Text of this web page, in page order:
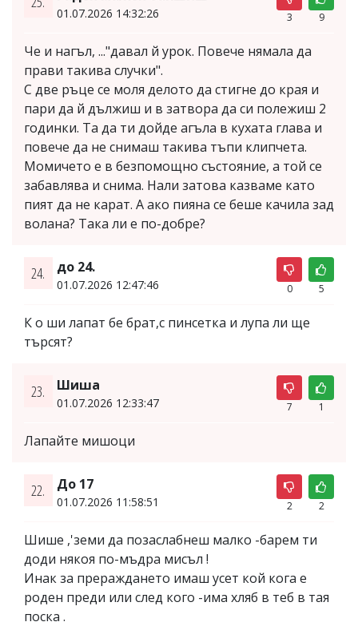
01.07.2026 14:32:26 3 9
Че и нагъл, ..."давал й урок. Повече нямала да
прави такива случки".
С две ръце се моля делото да стигне до края и
пари да й дължиш и в затвора да си полежиш 2
годинки. Та да ти дойде агъла в кухата глава и
повече да не снимаш такива тъпи клипчета.
Момичето е в безпомощно състояние, а той се
забавлява и снима. Нали затова казваме като
пият да не карат. А ако пияна се беше качила зад
волана? Така ли е по-добре?
24. до 24.
01.07.2026 12:47:46 0 5
К о ши лапат бе брат,с пинсетка и лупа ли ще
търсят?
23. Шиша
01.07.2026 12:33:47 7 1
Лапайте мишоци
22. До 17
01.07.2026 11:58:51 2 2
Шише ,'земи да позаслабнеш малко -барем ти
доди някоя по-мъдра мисъл !
Инак за прераждането имаш усет кой кога е
роден преди или след кого -има хляб в теб в тая
поска .